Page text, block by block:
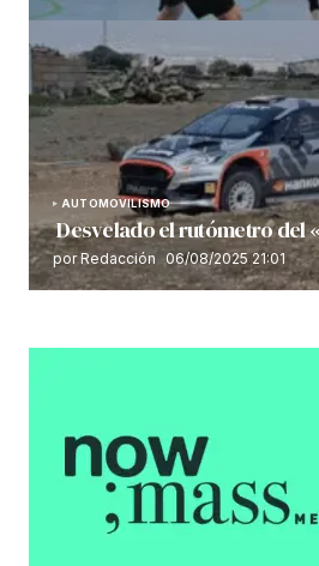
AUTOMOVILISMO
Desvelado el rutómetro del
por Redacción 06/08/2025 21:01